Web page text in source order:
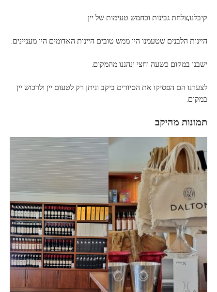
קיבלנו,צלחת גבינות וכחמש טעימות של יין.
היינות הלבנים שטעמנו היו ממש טובים היינות האדומים היו מעניינים.
ישבנו במקום כשעה וחצי ונהננו מהמקום.
לצערנו הם הפסיקו את הסיורים ביקב וניתן רק לטעום יין ולרכוש יין
במקום.
תמונות מהיקב